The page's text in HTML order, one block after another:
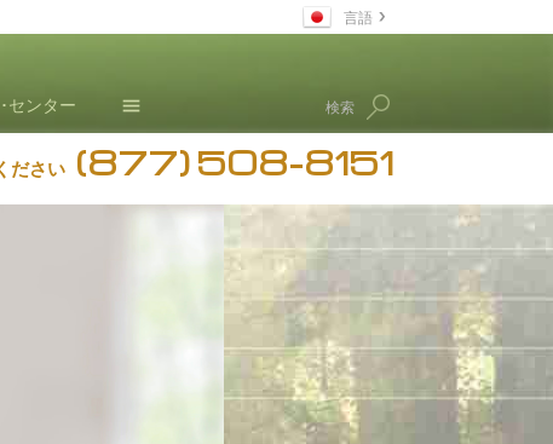
センター
ニュース
検索
言語
すべての地域/言語
ださい (877) 508-8151